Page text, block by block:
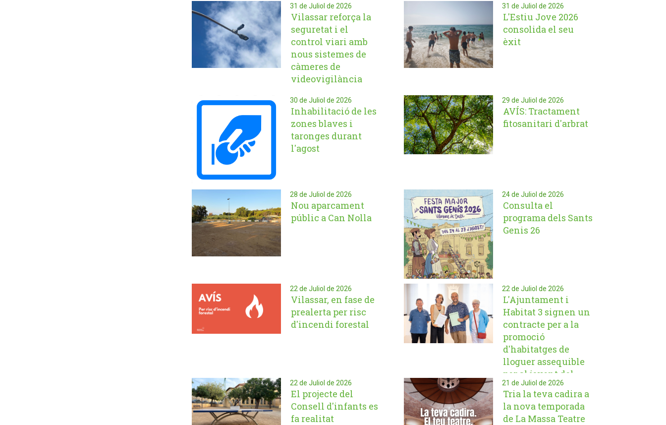
31 de Juliol de 2026
Vilassar reforça la
seguretat i el
control viari amb
nous sistemes de
càmeres de
videovigilància
31 de Juliol de 2026
L'Estiu Jove 2026
consolida el seu
èxit
30 de Juliol de 2026
Inhabilitació de les
zones blaves i
taronges durant
l'agost
29 de Juliol de 2026
AVÍS: Tractament
fitosanitari d'arbrat
28 de Juliol de 2026
Nou aparcament
públic a Can Nolla
24 de Juliol de 2026
Consulta el
programa dels Sants
Genis 26
22 de Juliol de 2026
Vilassar, en fase de
prealerta per risc
d'incendi forestal
22 de Juliol de 2026
L'Ajuntament i
Habitat 3 signen un
contracte per a la
promoció
d'habitatges de
lloguer assequible
per al jovent del
municipi
22 de Juliol de 2026
El projecte del
Consell d'infants es
fa realitat
21 de Juliol de 2026
Tria la teva cadira a
la nova temporada
de La Massa Teatre